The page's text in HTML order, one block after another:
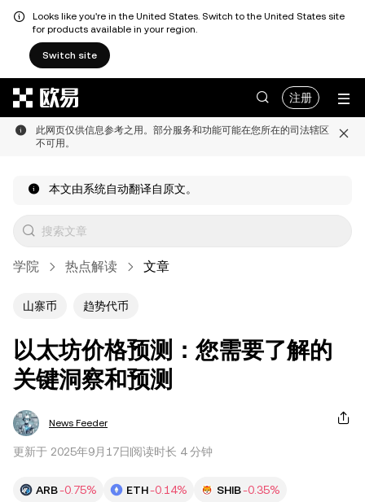
Looks like you're in the United States. Switch to the United States site
for products available in your region.
Switch site
注册
此网页仅供信息参考之用。部分服务和功能可能在您所在的司法辖区
不可用。
本文由系统自动翻译自原文。
学院 热点解读 文章
山寨币 趋势代币
以太坊价格预测：您需要了解的
关键洞察和预测
News Feeder
更新于 2025年9月17日 阅读时长 4 分钟
ARB-0.75% ETH-0.14% SHIB-0.35%